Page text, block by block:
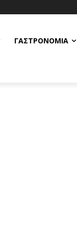
ΓΑΣΤΡΟΝΟΜΊΑ